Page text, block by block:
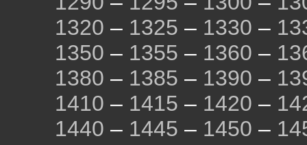
1320 – 1325 – 1330 –
1350 – 1355 – 1360 –
1380 – 1385 – 1390 –
1410 – 1415 – 1420 –
1440 – 1445 – 1450 –